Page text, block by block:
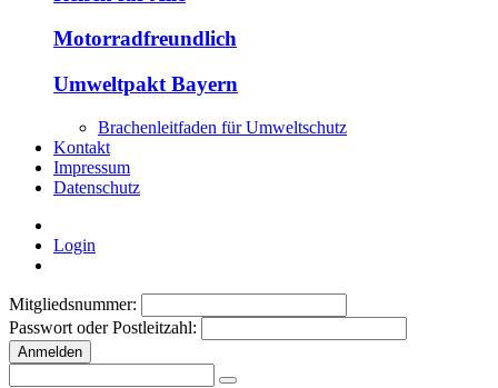
Motorradfreundlich
Umweltpakt Bayern
Brachenleitfaden für Umweltschutz
Kontakt
Impressum
Datenschutz
Login
Mitgliedsnummer:
Passwort oder Postleitzahl:
Anmelden